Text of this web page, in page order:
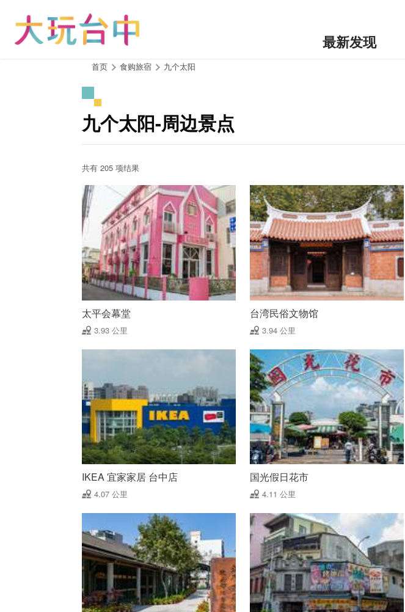
最新发现
首页 食购旅宿 九个太阳
九个太阳-周边景点
共有 205 项结果
太平会幕堂
3.93 公里
台湾民俗文物馆
3.94 公里
IKEA 宜家家居 台中店
4.07 公里
国光假日花市
4.11 公里